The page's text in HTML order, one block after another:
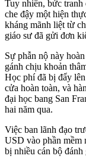
Tuy nhiên, bức tranh
che đậy một hiện
kháng mãnh liệt từ
giáo sư đã gửi đơn
Sự phẫn nộ này
gánh chịu khoản
Học phí đã bị đẩy
cửa hoàn toàn, và
đại học bang San
hai năm qua.
Việc ban lãnh đạo
USD vào phần mềm
bị nhiều cán bộ